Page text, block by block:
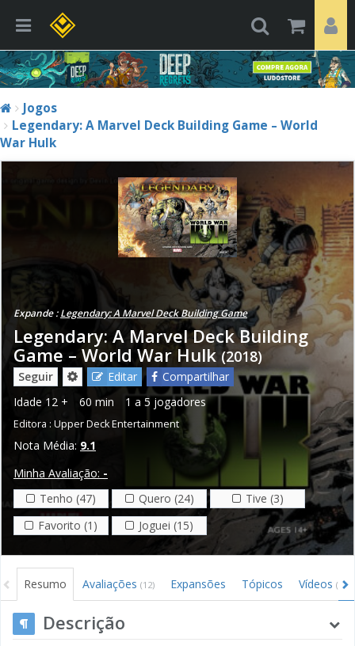
Jogos
Legendary: A Marvel Deck Building Game – World
War Hulk
Expande :Legendary: A Marvel Deck Building Game
Legendary: A Marvel Deck Building
Game – World War Hulk (2018)
Seguir Editar
Compartilhar
Idade 12 + 60 min 1 a 5 jogadores
Editora : Upper Deck Entertainment
Nota Média: 9.1
Minha Avaliação: -
Tenho (47)
Quero (24)
Tive (3)
Favorito (1)
Joguei (15)
Resumo Avaliações (12) Expansões Tópicos Vídeos (4)
Descrição